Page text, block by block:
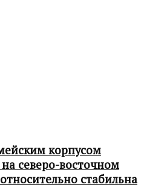
корпусом
северо-восточном
стабильна